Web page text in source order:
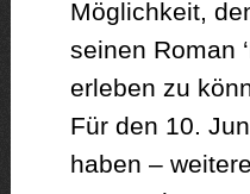
Möglichkeit,
seinen Roman
erleben zu
Für den 10.
haben –